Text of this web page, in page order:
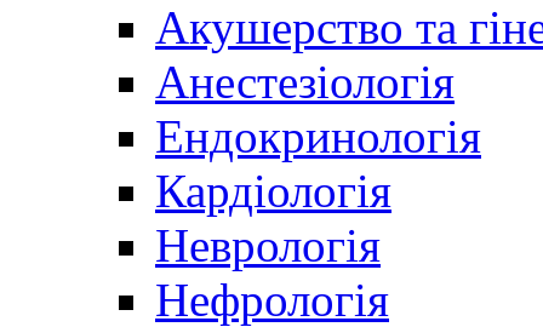
Акушерство та
Анестезіологія
Ендокринологія
Кардіологія
Неврологія
Нефрологія